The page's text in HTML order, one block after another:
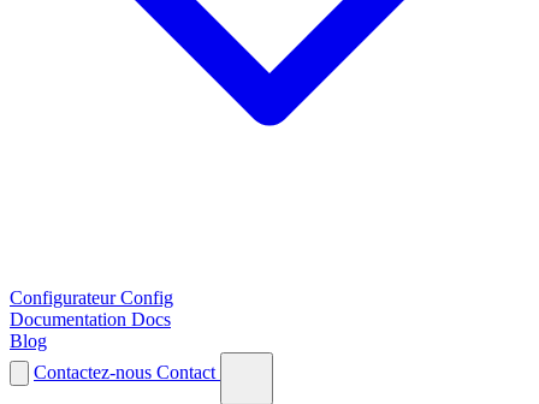
Configurateur Config
Documentation Docs
Blog
Contactez-nous Contact